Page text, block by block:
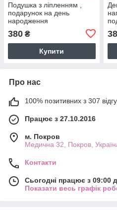
Подушка з ліпленням ,
подарунок на день
народження
380 ₴
Купити
Про нас
100% позитивних з 307
Працює з 27.10.2016
м. Покров
Медична 32, Покров,
Контакти
Сьогодні працює з 09:00
Показати весь графік